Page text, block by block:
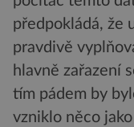
předpokládá, že
pravdivě
hlavně zařazení
tím pádem by
vzniklo něco